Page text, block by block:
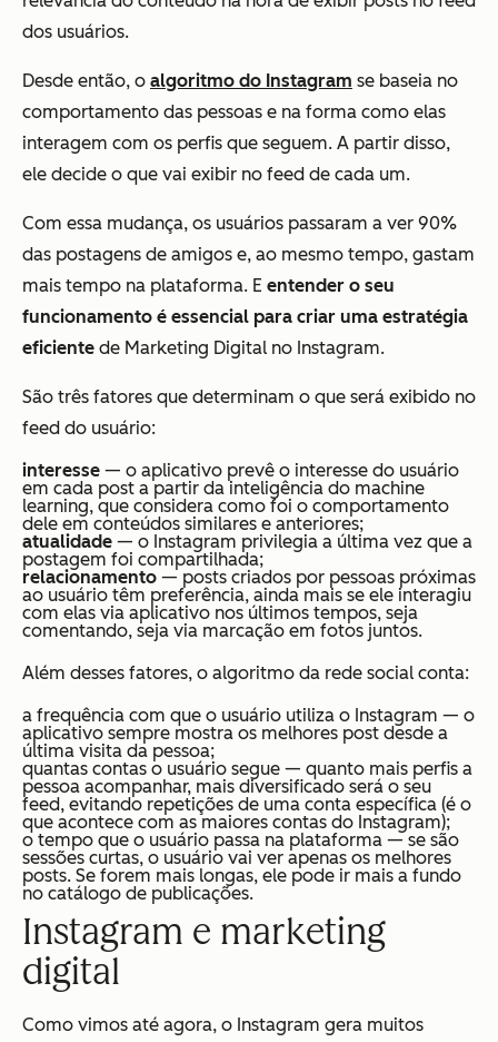
dos usuários.
Desde então, o algoritmo do Instagram se baseia no
comportamento das pessoas e na forma como elas
interagem com os perfis que seguem. A partir disso,
ele decide o que vai exibir no feed de cada um.
Com essa mudança, os usuários passaram a ver 90%
das postagens de amigos e, ao mesmo tempo, gastam
mais tempo na plataforma. E entender o seu
funcionamento é essencial para criar uma estratégia
eficiente de Marketing Digital no Instagram.
São três fatores que determinam o que será exibido no
feed do usuário:
interesse — o aplicativo prevê o interesse do usuário
em cada post a partir da inteligência do machine
learning, que considera como foi o comportamento
dele em conteúdos similares e anteriores;
atualidade — o Instagram privilegia a última vez que a
postagem foi compartilhada;
relacionamento — posts criados por pessoas próximas
ao usuário têm preferência, ainda mais se ele interagiu
com elas via aplicativo nos últimos tempos, seja
comentando, seja via marcação em fotos juntos.
Além desses fatores, o algoritmo da rede social conta:
a frequência com que o usuário utiliza o Instagram — o
aplicativo sempre mostra os melhores post desde a
última visita da pessoa;
quantas contas o usuário segue — quanto mais perfis a
pessoa acompanhar, mais diversificado será o seu
feed, evitando repetições de uma conta específica (é o
que acontece com as maiores contas do Instagram);
o tempo que o usuário passa na plataforma — se são
sessões curtas, o usuário vai ver apenas os melhores
posts. Se forem mais longas, ele pode ir mais a fundo
no catálogo de publicações.
Instagram e marketing
digital
Como vimos até agora, o Instagram gera muitos